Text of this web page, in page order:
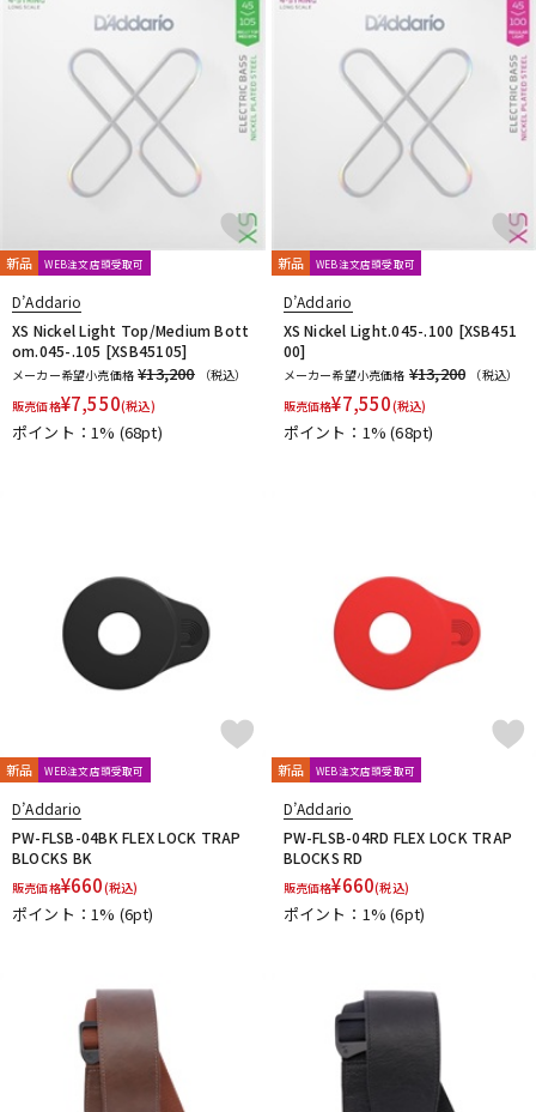
新品 WEB注文店頭受取可
D’Addario
XS Nickel Light Top/Medium Bott
om.045-.105 [XSB45105]
メーカー希望小売価格 ¥13,200
（税込）
販売価格¥7,550(税込)
ポイント：1% (68pt)
新品 WEB注文店頭受取可
D’Addario
XS Nickel Light.045-.100 [XSB451
00]
メーカー希望小売価格 ¥13,200
（税込）
販売価格¥7,550(税込)
ポイント：1%(68pt)
新品 WEB注文店頭受取可
D’Addario
PW-FLSB-04BK FLEX LOCK TRAP
BLOCKS BK
販売価格¥660(税込)
ポイント：1% (6pt)
新品 WEB注文店頭受取可
D’Addario
PW-FLSB-04RD FLEX LOCK TRAP
BLOCKS RD
販売価格¥660(税込)
ポイント：1%(6pt)